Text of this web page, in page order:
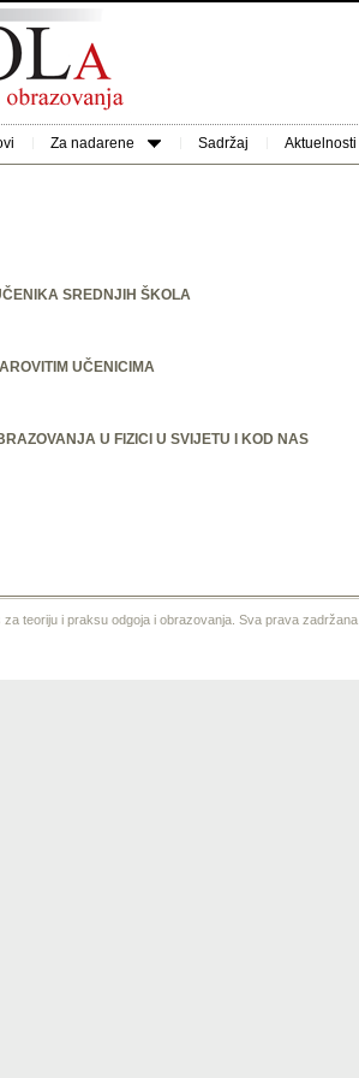
Za nadarene Sadržaj Aktuelnosti
SREDNJIH ŠKOLA
UČENICIMA
U FIZICI U SVIJETU I KOD NAS
teoriju i praksu odgoja i obrazovanja. Sva prava zadržana.